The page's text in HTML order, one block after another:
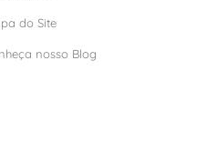
do Site
nosso Blog